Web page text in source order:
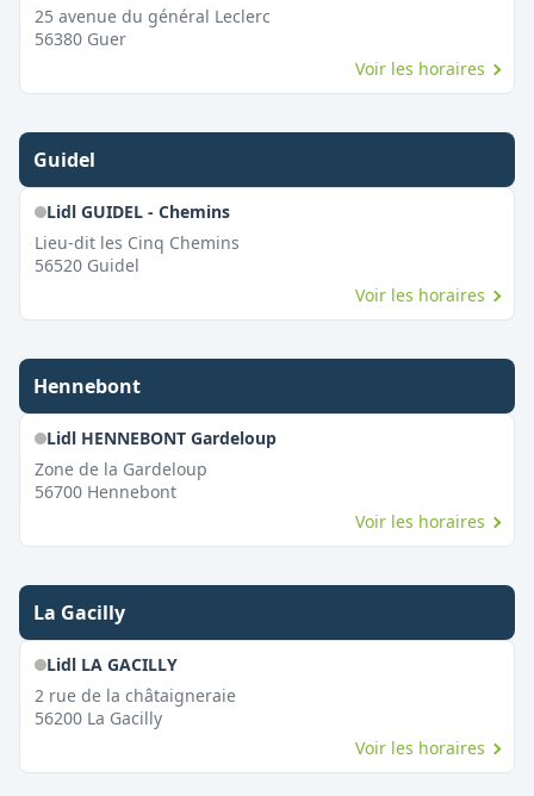
25 avenue du général Leclerc
56380 Guer
Voir les horaires
Guidel
Lidl GUIDEL - Chemins
Lieu-dit les Cinq Chemins
56520 Guidel
Voir les horaires
Hennebont
Lidl HENNEBONT Gardeloup
Zone de la Gardeloup
56700 Hennebont
Voir les horaires
La Gacilly
Lidl LA GACILLY
2 rue de la châtaigneraie
56200 La Gacilly
Voir les horaires